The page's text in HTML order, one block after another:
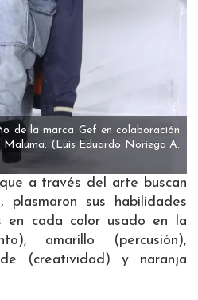
de la marca Gef en colaboración
Maluma. (Luis Eduardo Noriega A.
a través del arte buscan
plasmaron sus habilidades
en cada color usado en la
amarillo (percusión),
(creatividad) y naranja